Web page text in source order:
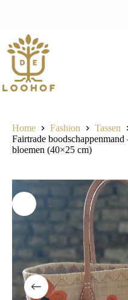
inhoud
Home Fashion
Tassen
Fairtrade
bloemen (40×25 cm)